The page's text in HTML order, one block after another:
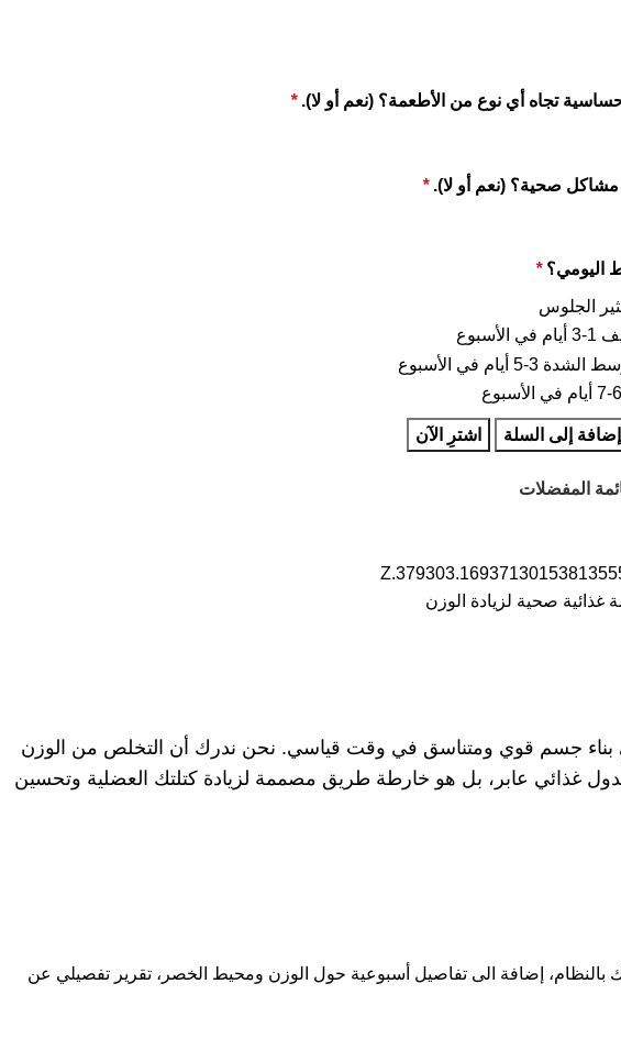
تجاه أي نوع من الأطعمة؟ (نعم أو لا).*
صحية؟ (نعم أو لا).*
اليومي؟*
الجلوس
5 أيام في الأسبوع
إضافة إلى السلة اشترِ الآن
المفضلات
غذائية صحية لزيادة الوزن
بناء جسم قوي ومتناسق في وقت قياسي. نحن ندرك أن التخلص من الوزن
جدول غذائي عابر، بل هو خارطة طريق مصممة لزيادة كتلتك العضلية وتحسين
بالنظام، إضافة الى تفاصيل أسبوعية حول الوزن ومحيط الخصر، تقرير تفصيلي عن